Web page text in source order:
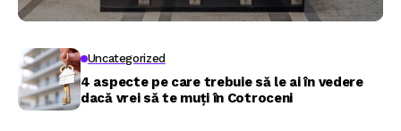
Uncategorized
4 aspecte pe care trebuie să le ai în vedere
dacă vrei să te muți în Cotroceni